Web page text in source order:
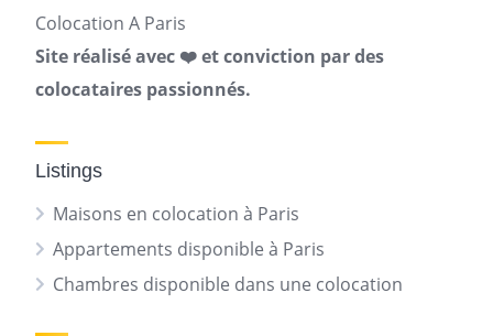
Colocation A Paris
Site réalisé avec ❤️ et conviction par des
colocataires passionnés.
Listings
Maisons en colocation à Paris
Appartements disponible à Paris
Chambres disponible dans une colocation